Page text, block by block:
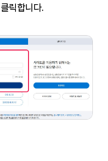
클릭합니다.